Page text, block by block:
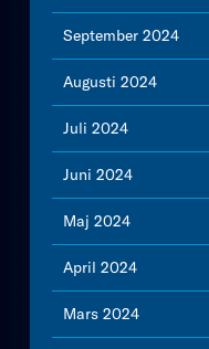
September 2024
Augusti 2024
Juli 2024
Juni 2024
Maj 2024
April 2024
Mars 2024